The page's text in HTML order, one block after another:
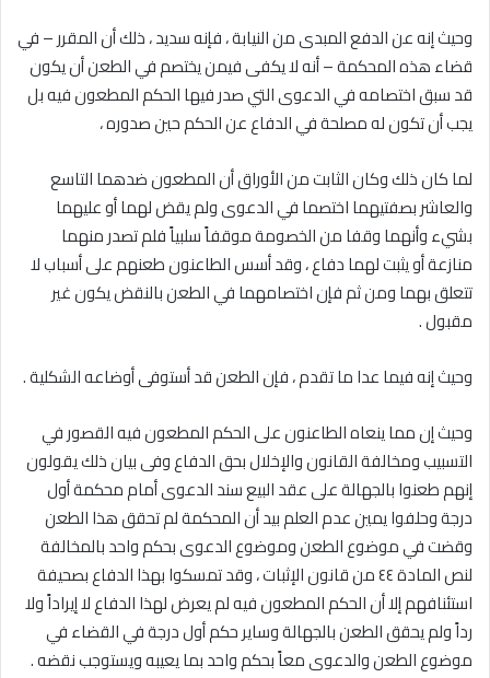
وحيث إنه عن الدفع المبدى من النيابة ، فإنه سديد ، ذلك أن المقرر – في
قضاء هذه المحكمة – أنه لا يكفى فيمن يختصم في الطعن أن يكون
قد سبق اختصامه في الدعوى التي صدر فيها الحكم المطعون فيه بل
يجب أن تكون له مصلحة في الدفاع عن الحكم حين صدوره ،
لما كان ذلك وكان الثابت من الأوراق أن المطعون ضدهما التاسع
والعاشر بصفتيهما اختصما في الدعوى ولم يقض لهما أو عليهما
بشيء وأنهما وقفا من الخصومة موقفاً سلبياً فلم تصدر منهما
منازعة أو يثبت لهما دفاع ، وقد أسس الطاعنون طعنهم على أسباب لا
تتعلق بهما ومن ثم فإن اختصامهما في الطعن بالنقض يكون غير
مقبول .
وحيث إنه فيما عدا ما تقدم ، فإن الطعن قد أستوفى أوضاعه الشكلية .
وحيث إن مما ينعاه الطاعنون على الحكم المطعون فيه القصور في
التسبيب ومخالفة القانون والإخلال بحق الدفاع وفى بيان ذلك يقولون
إنهم طعنوا بالجهالة على عقد البيع سند الدعوى أمام محكمة أول
درجة وحلفوا يمين عدم العلم بيد أن المحكمة لم تحقق هذا الطعن
وقضت في موضوع الطعن وموضوع الدعوى بحكم واحد بالمخالفة
لنص المادة ٤٤ من قانون الإثبات ، وقد تمسكوا بهذا الدفاع بصحيفة
استئنافهم إلا أن الحكم المطعون فيه لم يعرض لهذا الدفاع لا إيراداً ولا
رداً ولم يحقق الطعن بالجهالة وساير حكم أول درجة في القضاء في
موضوع الطعن والدعوى معاً بحكم واحد بما يعيبه ويستوجب نقضه .